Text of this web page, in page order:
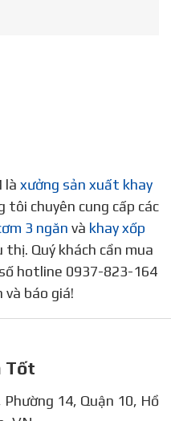
là xưởng sản xuất khay
tôi chuyên cung cấp các
3 ngăn và khay xốp
Quý khách cần mua
hotline 0937-823-164
và báo giá!
Tốt
14, Quận 10, Hồ